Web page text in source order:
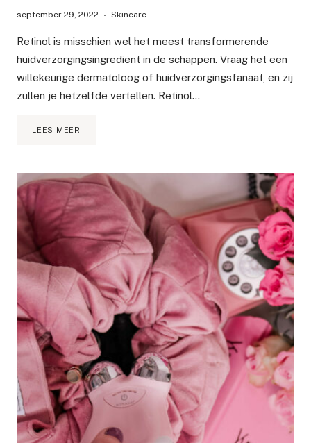
september 29, 2022 Skincare
Retinol is misschien wel het meest transformerende
huidverzorgingsingrediënt in de schappen. Vraag het een
willekeurige dermatoloog of huidverzorgingsfanaat, en zij
zullen je hetzelfde vertellen. Retinol…
LEES MEER
UIT
DROGISTERIJ
EN
WAT
RETINOL
TIPS!